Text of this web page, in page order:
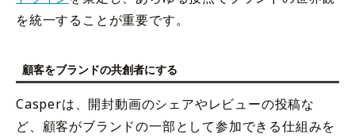
を統一することが重要です。
顧客をブランドの共創者にする
Casperは、開封動画のシェアやレビューの投稿な
ど、顧客がブランドの一部として参加できる仕組みを